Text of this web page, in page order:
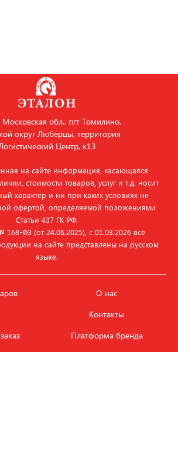
Московская обл., пгт Томилино,
округ Люберцы, территория
Центр, к13
на сайте информация, касающаяся
стоимости товаров, услуг и т.д. носит
характер и ни при каких условиях не
офертой, определяемой положениями
Статьи 437 ГК РФ.
(от 24.06.2025), с 01.03.2026 все
на сайте представлены на русском
языке.
О нас
Контакты
Платформа бренда